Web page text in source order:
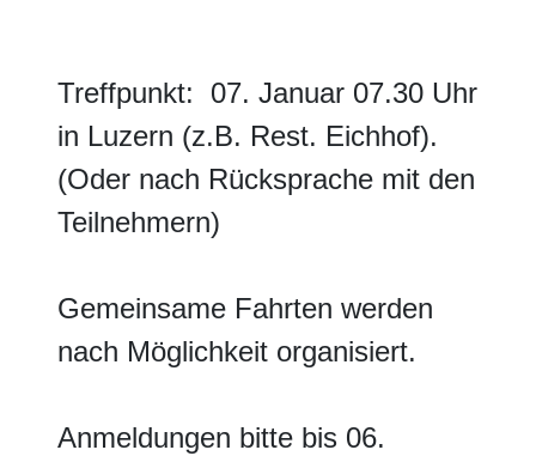
Treffpunkt: 07. Januar 07.30 Uhr
in Luzern (z.B. Rest. Eichhof).
(Oder nach Rücksprache mit den
Teilnehmern)
Gemeinsame Fahrten werden
nach Möglichkeit organisiert.
Anmeldungen bitte bis 06.